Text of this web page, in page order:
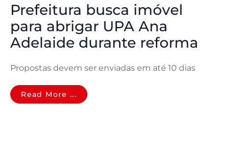
Prefeitura busca imóvel
para abrigar UPA Ana
Adelaide durante reforma
Propostas devem ser enviadas em até 10 dias
Read More ...